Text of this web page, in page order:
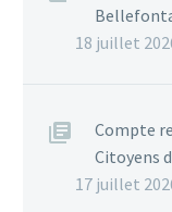
18 juillet
Compte
Citoyens
17 juillet